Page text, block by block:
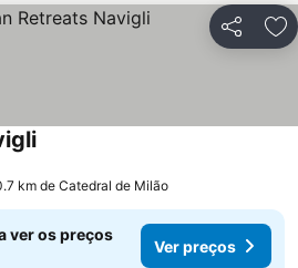
Partilhar
km de Catedral de Milão
ver os preços
Ver preços